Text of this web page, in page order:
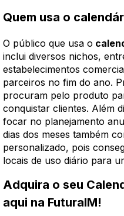
Quem usa o
O público que usa o
inclui diversos nichos,
estabelecimentos
parceiros no fim do ano.
procuram pelo produto
conquistar clientes. Além
focar no planejamento
dias dos meses também
personalizado, pois
locais de uso diário para
Adquira o seu
aqui na FuturaIM!